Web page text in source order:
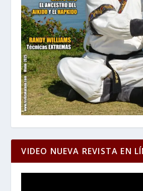
VIDEO NUEVA REVISTA EN